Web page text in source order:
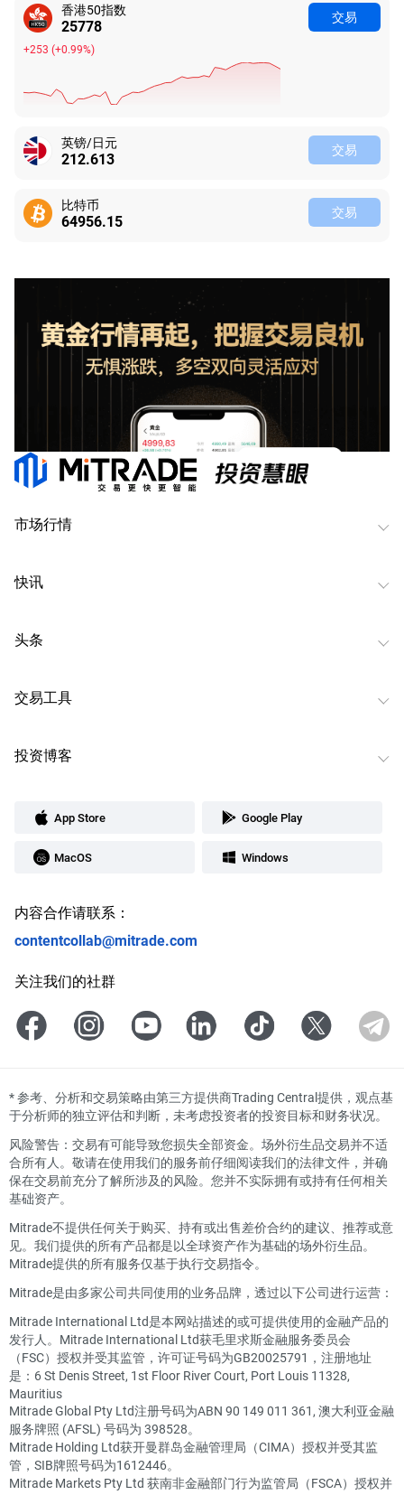
香港50指数
25778
+253 (+0.99%)
交易
英镑/日元
212.613 交易
比特币
64956.13 交易
市场行情
快讯
头条
交易工具
投资博客
App Store Google Play
MacOS Windows
内容合作请联系：
contentcollab@mitrade.com
关注我们的社群
*参考、分析和交易策略由第三方提供商Trading Central提供，观点基
于分析师的独立评估和判断，未考虑投资者的投资目标和财务状况。
风险警告：交易有可能导致您损失全部资金。场外衍生品交易并不适
合所有人。敬请在使用我们的服务前仔细阅读我们的法律文件，并确
保在交易前充分了解所涉及的风险。您并不实际拥有或持有任何相关
基础资产。
Mitrade不提供任何关于购买、持有或出售差价合约的建议、推荐或意
见。我们提供的所有产品都是以全球资产作为基础的场外衍生品。
Mitrade提供的所有服务仅基于执行交易指令。
Mitrade是由多家公司共同使用的业务品牌，透过以下公司进行运营：
Mitrade International Ltd是本网站描述的或可提供使用的金融产品的
发行人。Mitrade International Ltd获毛里求斯金融服务委员会
（FSC）授权并受其监管，许可证号码为GB20025791，注册地址
是：6 St Denis Street, 1st Floor River Court, Port Louis 11328,
Mauritius
Mitrade Global Pty Ltd注册号码为ABN 90 149 011 361, 澳大利亚金融
服务牌照 (AFSL) 号码为 398528。
Mitrade Holding Ltd获开曼群岛金融管理局（CIMA）授权并受其监
管，SIB牌照号码为1612446。
Mitrade Markets Pty Ltd 获南非金融部门行为监管局（FSCA）授权并